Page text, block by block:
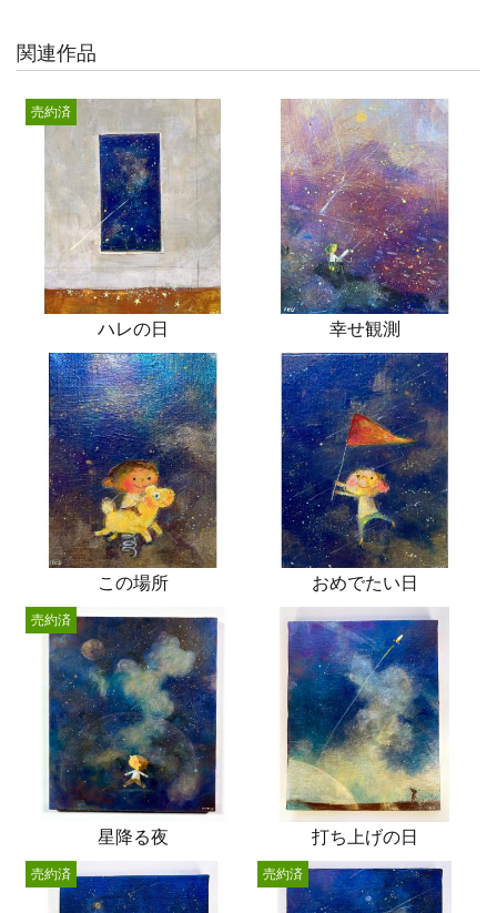
関連作品
ハレの日
売約済
幸せ観測
この場所 おめでたい日
星降る夜
売約済
打ち上げの日
売約済 売約済